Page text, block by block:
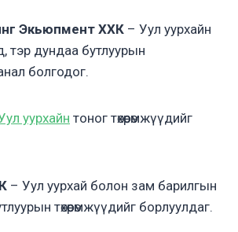
Экьюпмент ХХК – Уул уурхайн
тэр дундаа бутлуурын
болгодог.
уурхайн тоног төхөөрөмжүүдийг
– Уул уурхай болон зам барилгын
төхөөрөмжүүдийг борлуулдаг.